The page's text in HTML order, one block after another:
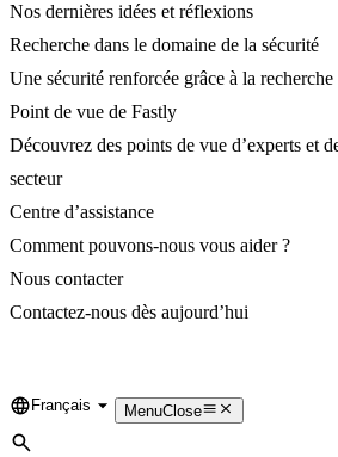
Nos dernières idées et réflexions
Recherche dans le domaine de la sécurité
Une sécurité renforcée grâce à la recherche
Point de vue de Fastly
Découvrez des points de vue d’experts et
secteur
Centre d’assistance
Comment pouvons-nous vous aider ?
Nous contacter
Contactez-nous dès aujourd’hui
Language
Français MenuClose
Rechercher